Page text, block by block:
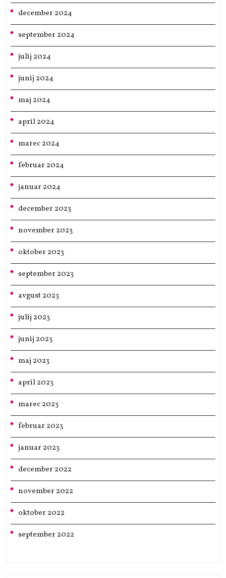
december 2024
september 2024
julij 2024
junij 2024
maj 2024
april 2024
marec 2024
februar 2024
januar 2024
december 2023
november 2023
oktober 2023
september 2023
avgust 2023
julij 2023
junij 2023
maj 2023
april 2023
marec 2023
februar 2023
januar 2023
december 2022
november 2022
oktober 2022
september 2022